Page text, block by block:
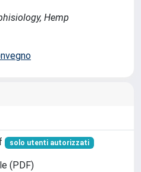
Hemp
solo utenti autorizzati
(PDF)